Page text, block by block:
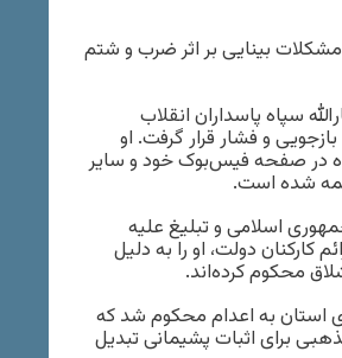
بینایی بر اثر ضرب و شتم
اعلام‌جرم قرارگاه ثارالله سپاه پاسداران انقلاب
و فشار قرار گرفت. او
در صفحه فیس‌بوک خود و سایر
شده است.
جمهوری اسلامی و تبلیغ علیه
رسیدگی به جرائم کارکنان دولت، او را به دلیل
از سوی شعبه ۷۶ دادگاه کیفری استان به اعدام محکوم شد که
تحقیقات مذهبی برای اثبات پشیمانی تبدیل